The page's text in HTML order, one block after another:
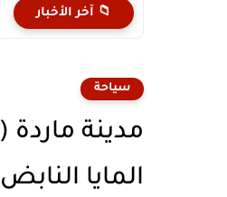
📁 آخر الأخبار
سياحة
المايا النابض